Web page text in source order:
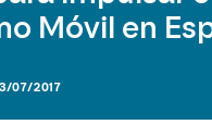
Móvil en
07/2017